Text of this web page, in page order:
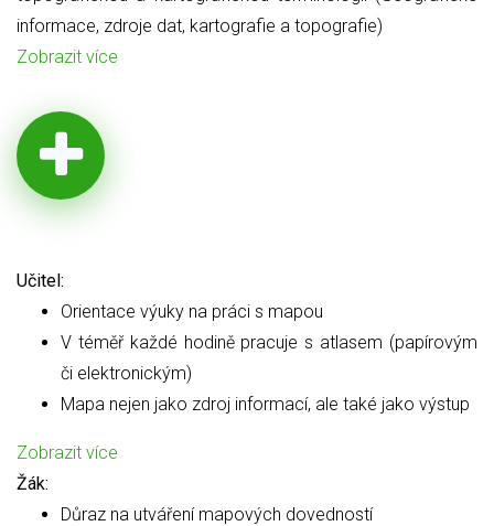
informace, zdroje dat, kartografie a topografie)
Zobrazit více
Učitel:
Orientace výuky na práci s mapou
V téměř každé hodině pracuje s atlasem (papírovým
či elektronickým)
Mapa nejen jako zdroj informací, ale také jako výstup
Zobrazit více
Žák:
Důraz na utváření mapových dovedností